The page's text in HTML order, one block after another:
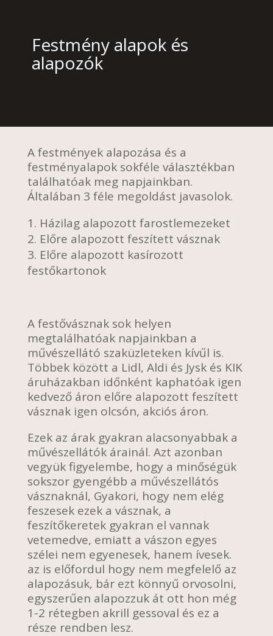
Festmény alapok és
alapozók
A festmények alapozása és a
festményalapok sokféle választékban
találhatóak meg napjainkban.
Általában 3 féle megoldást javasolok.
Házilag alapozott farostlemezeket
Előre alapozott feszített vásznak
Előre alapozott kasírozott
festőkartonok
A festővásznak sok helyen
megtalálhatóak napjainkban a
művészellátó szaküzleteken kívűl is.
Többek között a Lidl, Aldi és Jysk és KIK
áruházakban időnként kaphatóak igen
kedvező áron előre alapozott feszített
vásznak igen olcsón, akciós áron.
Ezek az árak gyakran alacsonyabbak a
művészellátók árainál. Azt azonban
vegyük figyelembe, hogy a minőségük
sokszor gyengébb a művészellátós
vásznaknál, Gyakori, hogy nem elég
feszesek ezek a vásznak, a
feszítőkeretek gyakran el vannak
vetemedve, emiatt a vászon egyes
szélei nem egyenesek, hanem ívesek.
az is előfordul hogy nem megfelelő az
alapozásuk, bár ezt könnyű orvosolni,
egyszerűen alapozzuk át ott hon még
1-2 rétegben akrill gessoval és ez a
része rendben lesz.